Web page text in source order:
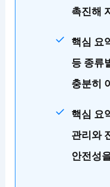
촉진해
핵심 요
등 종류
충분히
핵심 요
관리와
안전성